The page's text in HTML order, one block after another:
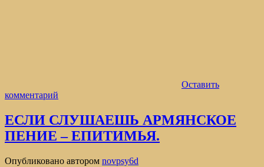
Оставить
комментарий
ЕСЛИ СЛУШАЕШЬ АРМЯНСКОЕ
ПЕНИЕ – ЕПИТИМЬЯ.
Опубликовано автором novpsy6d